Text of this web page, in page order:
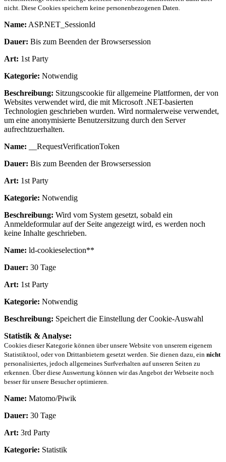
nicht. Diese Cookies speichern keine personenbezogenen Daten.
Name: ASP.NET_SessionId
Dauer: Bis zum Beenden der Browsersession
Art: 1st Party
Kategorie: Notwendig
Beschreibung: Sitzungscookie für allgemeine Plattformen, der von
Websites verwendet wird, die mit Microsoft .NET-basierten
Technologien geschrieben wurden. Wird normalerweise verwendet,
um eine anonymisierte Benutzersitzung durch den Server
aufrechtzuerhalten.
Name: __RequestVerificationToken
Dauer: Bis zum Beenden der Browsersession
Art: 1st Party
Kategorie: Notwendig
Beschreibung: Wird vom System gesetzt, sobald ein
Anmeldeformular auf der Seite angezeigt wird, es werden noch
keine Inhalte geschrieben.
Name: ld-cookieselection**
Dauer: 30 Tage
Art: 1st Party
Kategorie: Notwendig
Beschreibung: Speichert die Einstellung der Cookie-Auswahl
Statistik & Analyse:
Cookies dieser Kategorie können über unsere Website von unserem eigenem
Statistiktool, oder von Drittanbietern gesetzt werden. Sie dienen dazu, ein nicht
personalisiertes, jedoch allgemeines Surfverhalten auf unseren Seiten zu
erkennen. Über diese Auswertung können wir das Angebot der Webseite noch
besser für unsere Besucher optimieren.
Name: Matomo/Piwik
Dauer: 30 Tage
Art: 3rd Party
Kategorie: Statistik